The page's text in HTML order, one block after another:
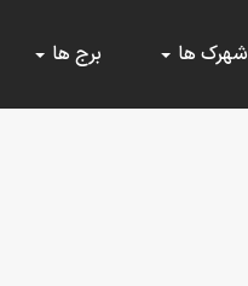
شهرک ها برج ها